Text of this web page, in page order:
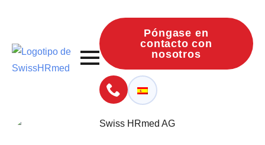
Póngase en
contacto con
nosotros